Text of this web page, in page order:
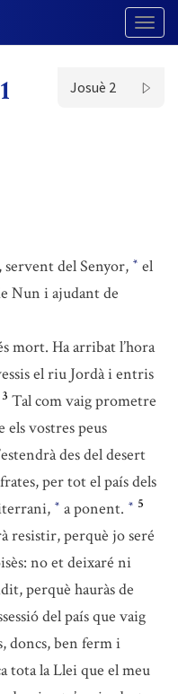
Josuè 2
servent del Senyor, * el
Nun i ajudant de
mort. Ha arribat l’hora
el riu Jordà i entris
3 Tal com vaig prometre
els vostres peus
des del desert
per tot el país dels
* a ponent. * 5
resistir, perquè jo seré
no et deixaré ni
perquè hauràs de
del país que vaig
doncs, ben ferm i
tota la Llei que el meu